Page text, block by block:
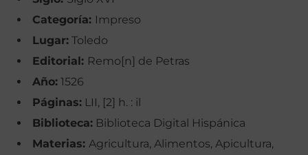
Categoría: Impreso
Lugar: Toledo
Editorial: Remo[n] de Petras
Año: 1526
Páginas: LII, [2] h. : il
Biblioteca: Biblioteca Digital Hispánica
Materias: Agricultura, Alimentos, Apicultura,